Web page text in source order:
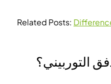
Related Posts:
التوربيني؟